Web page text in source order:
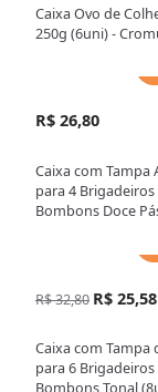
Caixa Ovo de
250g (6uni) -
R$ 26,80
Caixa com Tampa
para 4 Brigadeiros
Bombons Doce
R$ 32,80 R$ 25,58
Caixa com Tampa
para 6 Brigadeiros
Bombons Tonal